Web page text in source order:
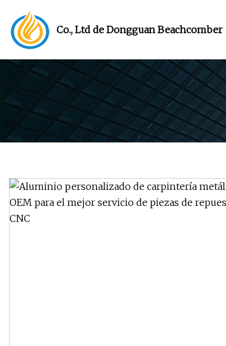
Co., Ltd de Dongguan Beachcomber